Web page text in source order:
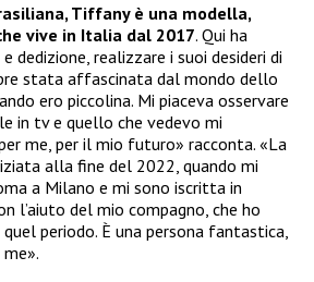
Tiffany è una modella,
vive in Italia dal 2017. Qui ha
dedizione, realizzare i suoi desideri di
stata affascinata dal mondo dello
ero piccolina. Mi piaceva osservare
in tv e quello che vedevo mi
me, per il mio futuro» racconta. «La
alla fine del 2022, quando mi
a Milano e mi sono iscritta in
l’aiuto del mio compagno, che ho
periodo. È una persona fantastica,